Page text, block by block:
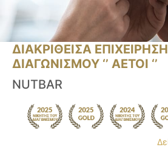
ΔΙΑΚΡΙΘΕΙΣΑ
ΔΙΑΓΩΝΙΣΜΟΥ ‘’ ΑΕΤΟΙ ‘’
NUTBAR